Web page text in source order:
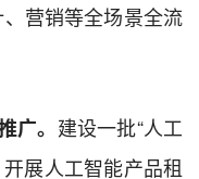
营销等全场景全流
广。 建设一批“人工
展人工智能产品租